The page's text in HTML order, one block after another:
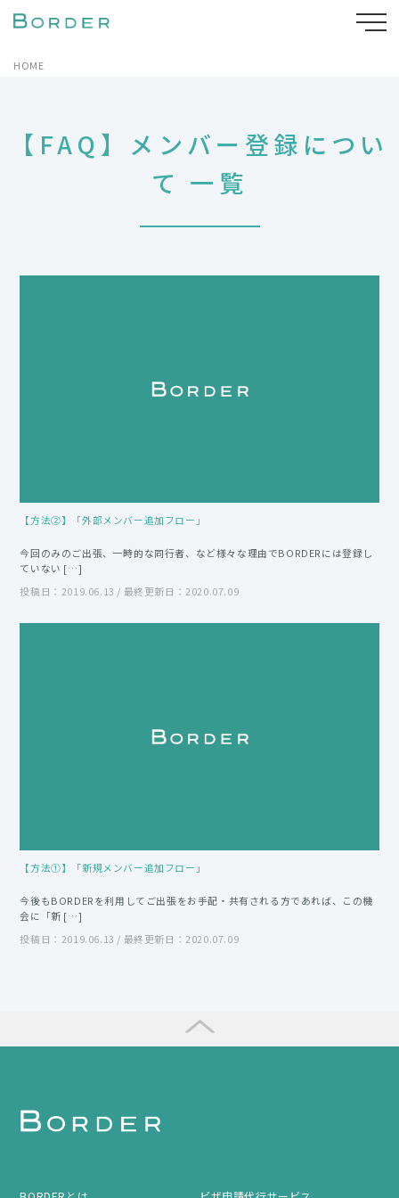
HOME
【FAQ】メンバー登録につい
て 一覧
【方法②】「外部メンバー追加フロー」
今回のみのご出張、一時的な同行者、など様々な理由でBORDERには登録し
ていない […]
投稿日：2019.06.13 / 最終更新日：2020.07.09
【方法①】「新規メンバー追加フロー」
今後もBORDERを利用してご出張をお手配・共有される方であれば、この機
会に「新 […]
投稿日：2019.06.13 / 最終更新日：2020.07.09